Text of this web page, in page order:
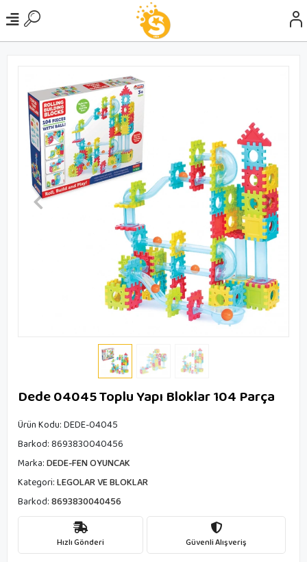
Dede 04045 Toplu Yapı Bloklar 104 Parça
Ürün Kodu:DEDE-04045
Barkod:8693830040456
Marka:DEDE-FEN OYUNCAK
Kategori:LEGOLAR VE BLOKLAR
Barkod:8693830040456
Hızlı Gönderi Güvenli Alışveriş